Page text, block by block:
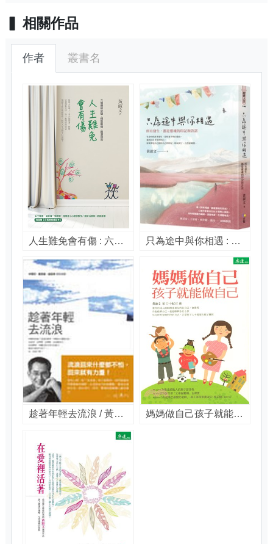
相關作品
作者 叢書名
人生難免會有傷 : 六個療癒步驟,揮別創傷、圓滿自己 / 黃淑文著 只為途中與你相遇 : 所有發生, 都是靈魂的印記和許諾 / 黃淑文著
趁著年輕去流浪 / 黃淑文著 媽媽做自己孩子就能做自己 / 黃淑文著 ; 小紅豆(杜欣諭)繪